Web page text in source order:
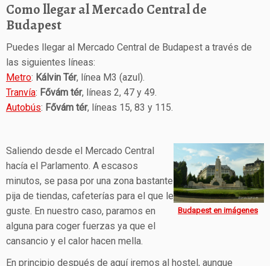
Como llegar al Mercado Central de
Budapest
Puedes llegar al Mercado Central de Budapest a través de
las siguientes líneas:
Metro: Kálvin Tér, línea M3 (azul).
Tranvía: Fővám tér, líneas 2, 47 y 49.
Autobús: Fővám tér, líneas 15, 83 y 115.
Budapest en imágenes
Saliendo desde el Mercado Central
hacía el Parlamento. A escasos
minutos, se pasa por una zona bastante
pija de tiendas, cafeterías para el que le
guste. En nuestro caso, paramos en
alguna para coger fuerzas ya que el
cansancio y el calor hacen mella.
En principio después de aquí iremos al hostel, aunque